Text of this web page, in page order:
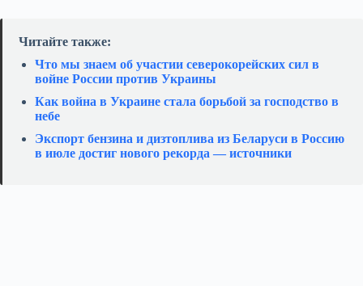
Читайте также:
Что мы знаем об участии северокорейских сил в
войне России против Украины
Как война в Украине стала борьбой за господство в
небе
Экспорт бензина и дизтоплива из Беларуси в Россию
в июле достиг нового рекорда — источники